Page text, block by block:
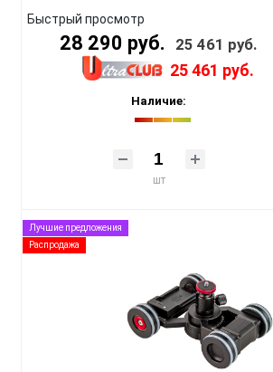
Быстрый просмотр
28 290 руб. 25 461 руб.
25 461 руб.
Наличие:
шт
Лучшие предложения
Распродажа